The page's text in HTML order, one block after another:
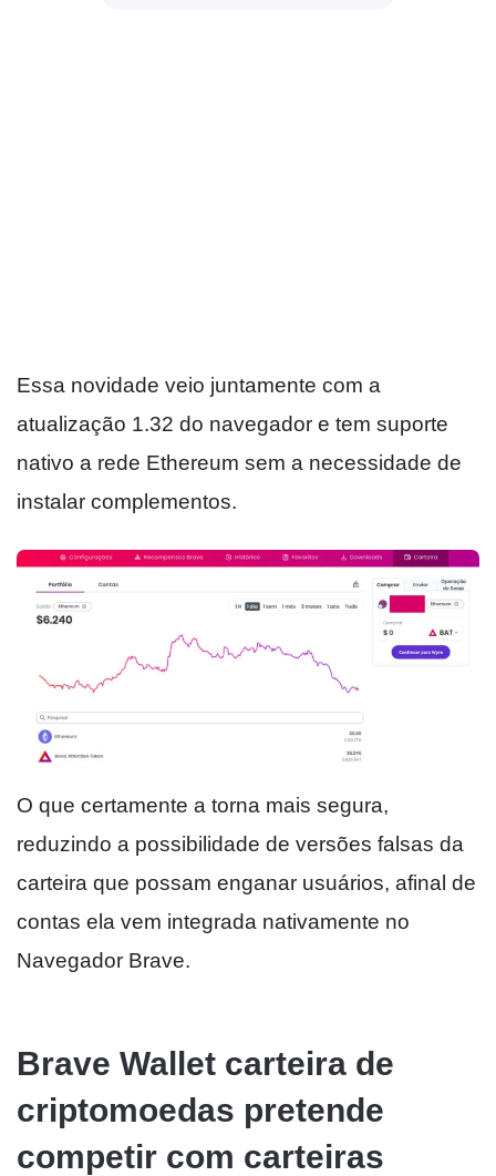
Essa novidade veio juntamente com a
atualização 1.32 do navegador e tem suporte
nativo a rede Ethereum sem a necessidade de
instalar complementos.
O que certamente a torna mais segura,
reduzindo a possibilidade de versões falsas da
carteira que possam enganar usuários, afinal de
contas ela vem integrada nativamente no
Navegador Brave.
Brave Wallet carteira de
criptomoedas pretende
competir com carteiras